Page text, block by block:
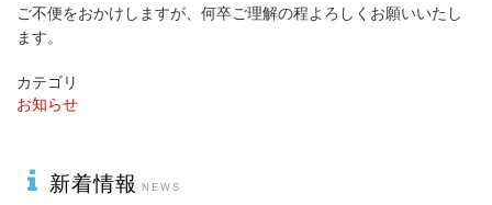
ご不便をおかけしますが、何卒ご理解の程よろしくお願いいたし
ます。
カテゴリ
お知らせ
新着情報